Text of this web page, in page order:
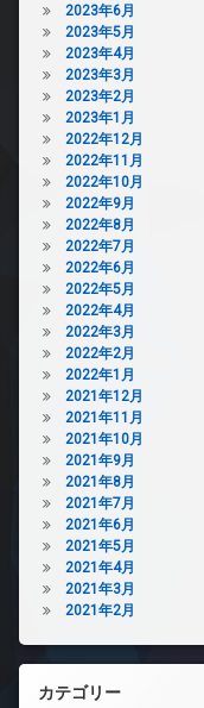
2023年6月
2023年5月
2023年4月
2023年3月
2023年2月
2023年1月
2022年12月
2022年11月
2022年10月
2022年9月
2022年8月
2022年7月
2022年6月
2022年5月
2022年4月
2022年3月
2022年2月
2022年1月
2021年12月
2021年11月
2021年10月
2021年9月
2021年8月
2021年7月
2021年6月
2021年5月
2021年4月
2021年3月
2021年2月
カテゴリー